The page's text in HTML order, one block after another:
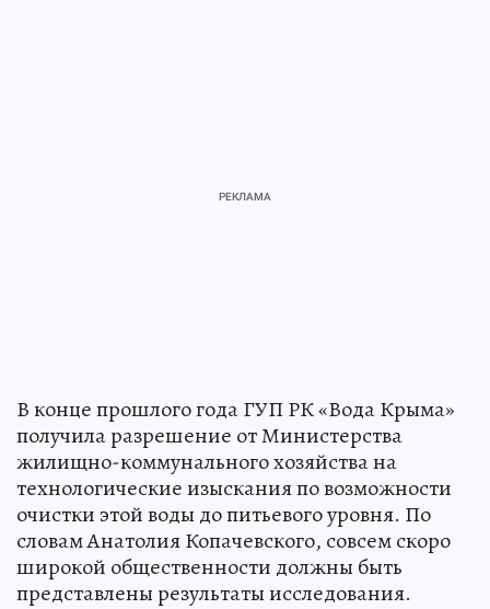
В конце прошлого года ГУП РК «Вода Крыма»
получила разрешение от Министерства
жилищно-коммунального хозяйства на
технологические изыскания по возможности
очистки этой воды до питьевого уровня. По
словам Анатолия Копачевского, совсем скоро
широкой общественности должны быть
представлены результаты исследования.